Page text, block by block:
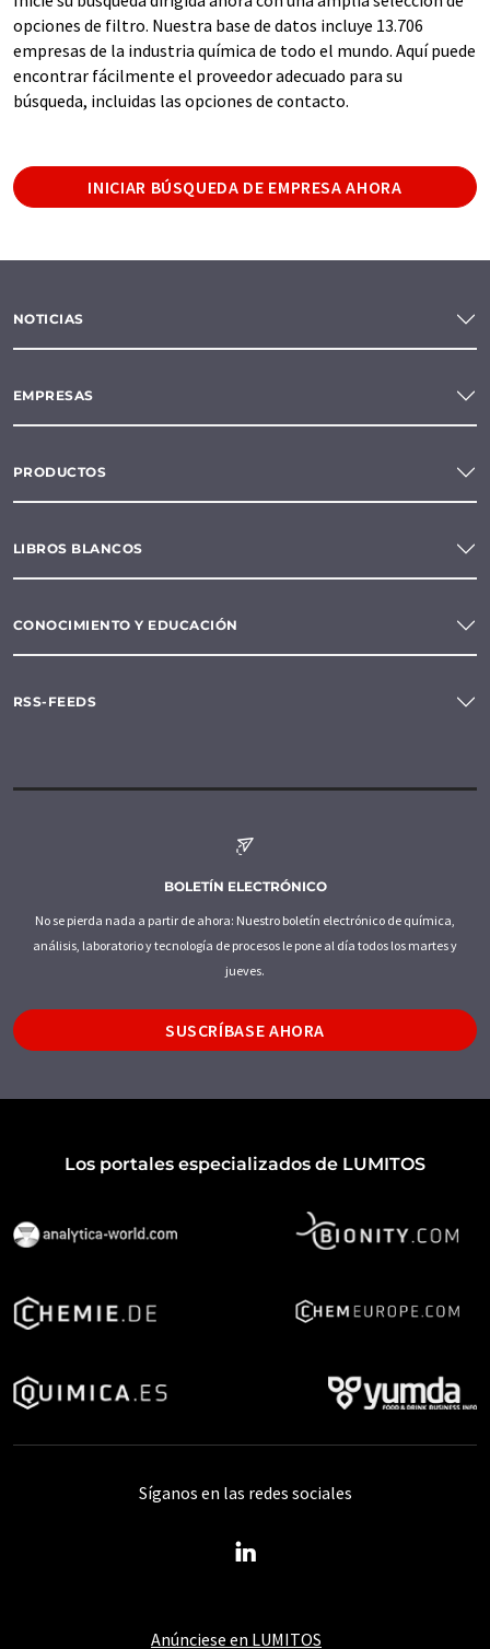
opciones de filtro. Nuestra base de datos incluye 13.706
empresas de la industria química de todo el mundo. Aquí puede
encontrar fácilmente el proveedor adecuado para su
búsqueda, incluidas las opciones de contacto.
INICIAR BÚSQUEDA DE EMPRESA AHORA
NOTICIAS
EMPRESAS
PRODUCTOS
LIBROS BLANCOS
CONOCIMIENTO Y EDUCACIÓN
RSS-FEEDS
BOLETÍN ELECTRÓNICO
No se pierda nada a partir de ahora: Nuestro boletín electrónico de química,
análisis, laboratorio y tecnología de procesos le pone al día todos los martes y
jueves.
SUSCRÍBASE AHORA
Los portales especializados de LUMITOS
Anúnciese en LUMITOS
Síganos en las redes sociales